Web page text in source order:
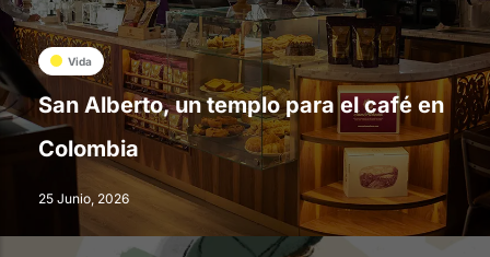
Vida
San Alberto, un templo para el café en
Colombia
25 Junio, 2026